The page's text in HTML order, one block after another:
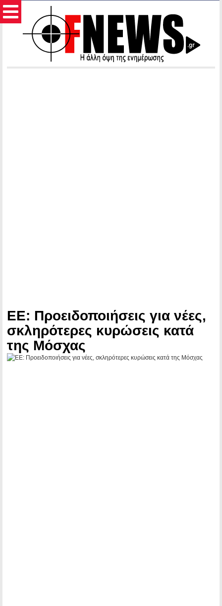
ΕΕ: Προειδοποιήσεις για νέες,
σκληρότερες κυρώσεις κατά
της Μόσχας